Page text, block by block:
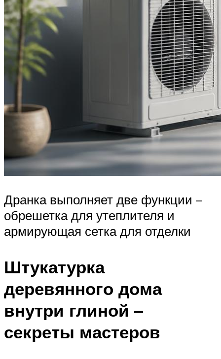
Дранка выполняет две функции –
обрешетка для утеплителя и
армирующая сетка для отделки
Штукатурка
деревянного дома
внутри глиной –
секреты мастеров